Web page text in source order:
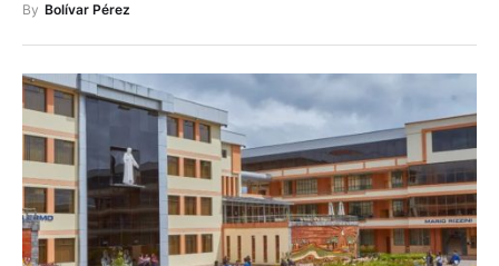
By Bolívar Pérez